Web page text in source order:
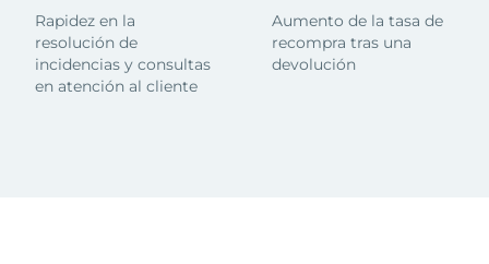
Rapidez en la
resolución de
incidencias y consultas
en atención al cliente
Aumento de la tasa de
recompra tras una
devolución